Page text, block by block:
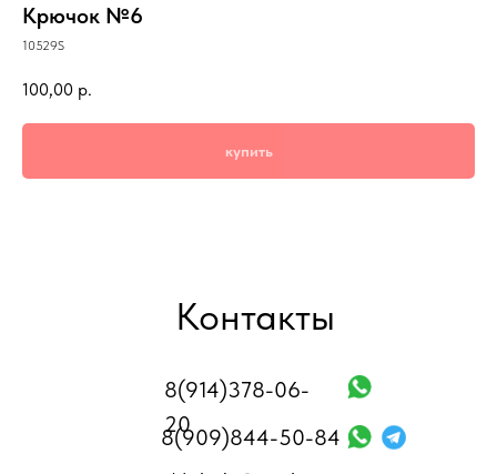
Крючок №6
10529S
100,00 р.
купить
Контакты
8(914)378-06-
20
8(909)844-50-84